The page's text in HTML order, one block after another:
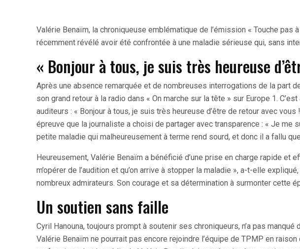
Valérie Benaïm, la chroniqueuse emblématique de l’émission « Touche pas
récemment révélé avoir été confrontée à une maladie sérieuse qui, sans
« Bonjour à tous, je suis très heureuse
Après une absence remarquée et de nombreuses interrogations de la part
son grand retour à la radio dans « On marche sur la tête » sur Europe 1.
auditeurs : « Bonjour à tous, je suis très heureuse d’être de retour avec
épreuve que la journaliste a choisi de partager avec transparence : « Je me
petite maladie qui malheureusement à terme rend sourd, et donc il a fallu
Heureusement, Valérie Benaïm a bénéficié d’une prise en charge rapide et
m’opérer de l’audition et qu’on arrive à stopper la maladie », a-t-elle
nombreux admirateurs. Son courage et sa détermination à surmonter cette
Un soutien sans faille
Cyril Hanouna, toujours prompt à soutenir ses chroniqueurs, n’a pas
Valérie Benaïm ne pourrait pas encore rejoindre l’équipe de TPMP en